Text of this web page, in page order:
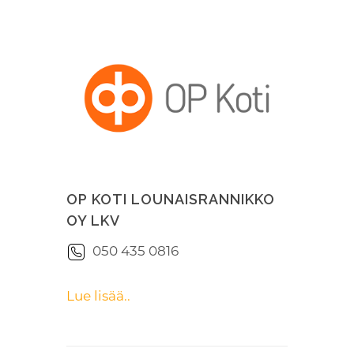
OP KOTI LOUNAISRANNIKKO
OY LKV
050 435 0816
Lue lisää..